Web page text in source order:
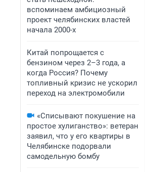
вспоминаем амбициозный
проект челябинских властей
начала 2000-х
Китай попрощается с
бензином через 2–3 года, а
когда Россия? Почему
топливный кризис не ускорил
переход на электромобили
«Списывают покушение на
простое хулиганство»: ветеран
заявил, что у его квартиры в
Челябинске подорвали
самодельную бомбу